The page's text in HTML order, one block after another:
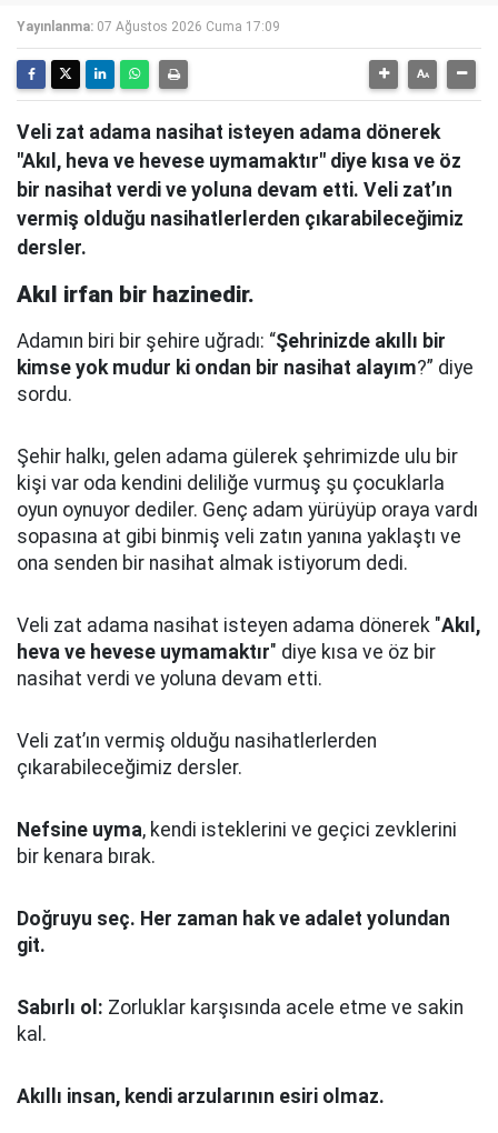
Yayınlanma: 07 Ağustos 2026 Cuma 17:09
Veli zat adama nasihat isteyen adama dönerek
"Akıl, heva ve hevese uymamaktır" diye kısa ve öz
bir nasihat verdi ve yoluna devam etti. Veli zat’ın
vermiş olduğu nasihatlerlerden çıkarabileceğimiz
dersler.
Akıl irfan bir hazinedir.
Adamın biri bir şehire uğradı: “Şehrinizde akıllı bir
kimse yok mudur ki ondan bir nasihat alayım?” diye
sordu.
Şehir halkı, gelen adama gülerek şehrimizde ulu bir
kişi var oda kendini deliliğe vurmuş şu çocuklarla
oyun oynuyor dediler. Genç adam yürüyüp oraya vardı
sopasına at gibi binmiş veli zatın yanına yaklaştı ve
ona senden bir nasihat almak istiyorum dedi.
Veli zat adama nasihat isteyen adama dönerek "Akıl,
heva ve hevese uymamaktır" diye kısa ve öz bir
nasihat verdi ve yoluna devam etti.
Veli zat’ın vermiş olduğu nasihatlerlerden
çıkarabileceğimiz dersler.
Nefsine uyma, kendi isteklerini ve geçici zevklerini
bir kenara bırak.
Doğruyu seç. Her zaman hak ve adalet yolundan
git.
Sabırlı ol: Zorluklar karşısında acele etme ve sakin
kal.
Akıllı insan, kendi arzularının esiri olmaz.